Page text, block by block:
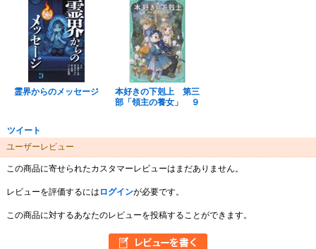
霊界からのメッセージ
本好きの下剋上 第三
部「領主の養女」 ９
ツイート
ユーザーレビュー
この商品に寄せられたカスタマーレビューはまだありません。
レビューを評価するには ログインが必要です。
この商品に対するあなたのレビューを投稿することができます。